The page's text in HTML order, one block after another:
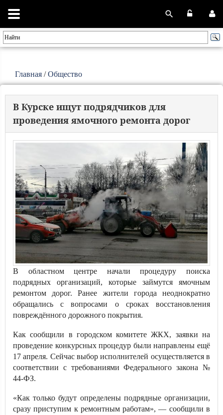
Главная /Общество
В Курске ищут подрядчиков для
проведения ямочного ремонта дорог
В областном центре начали процедуру поиска
подрядных организаций, которые займутся ямочным
ремонтом дорог. Ранее жители города неоднократно
обращались с вопросами о сроках восстановления
повреждённого дорожного покрытия.
Как сообщили в городском комитете ЖКХ, заявки на
проведение конкурсных процедур были направлены ещё
17 апреля. Сейчас выбор исполнителей осуществляется в
соответствии с требованиями Федерального закона №
44-ФЗ.
«Как только будут определены подрядные организации,
сразу приступим к ремонтным работам», — сообщили в